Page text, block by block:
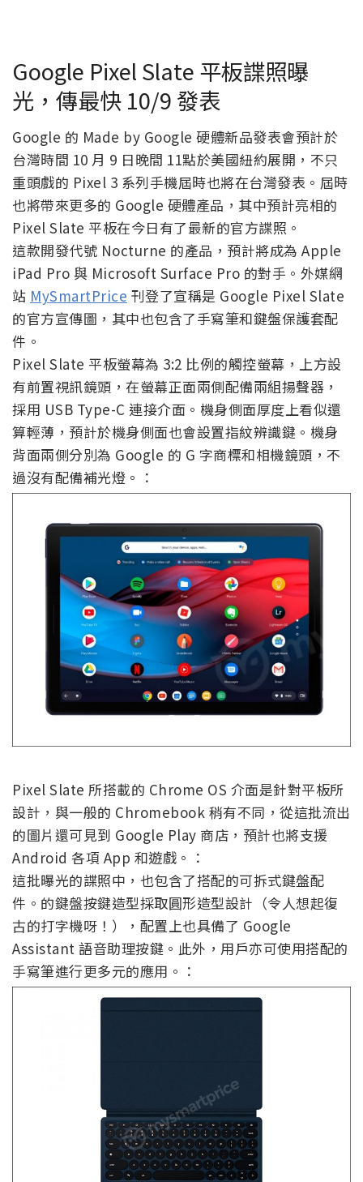
Google Pixel Slate 平板諜照曝
光，傳最快 10/9 發表
Google 的 Made by Google 硬體新品發表會預計於
台灣時間 10 月 9 日晚間 11點於美國紐約展開，不只
重頭戲的 Pixel 3 系列手機屆時也將在台灣發表。屆時
也將帶來更多的 Google 硬體產品，其中預計亮相的
Pixel Slate 平板在今日有了最新的官方諜照。
這款開發代號 Nocturne 的產品，預計將成為 Apple
iPad Pro 與 Microsoft Surface Pro 的對手。外媒網
站 MySmartPrice 刊登了宣稱是 Google Pixel Slate
的官方宣傳圖，其中也包含了手寫筆和鍵盤保護套配
件。
Pixel Slate 平板螢幕為 3:2 比例的觸控螢幕，上方設
有前置視訊鏡頭，在螢幕正面兩側配備兩組揚聲器，
採用 USB Type-C 連接介面。機身側面厚度上看似還
算輕薄，預計於機身側面也會設置指紋辨識鍵。機身
背面兩側分別為 Google 的 G 字商標和相機鏡頭，不
過沒有配備補光燈。：
Pixel Slate 所搭載的 Chrome OS 介面是針對平板所
設計，與一般的 Chromebook 稍有不同，從這批流出
的圖片還可見到 Google Play 商店，預計也將支援
Android 各項 App 和遊戲。：
這批曝光的諜照中，也包含了搭配的可拆式鍵盤配
件。的鍵盤按鍵造型採取圓形造型設計（令人想起復
古的打字機呀！），配置上也具備了 Google
Assistant 語音助理按鍵。此外，用戶亦可使用搭配的
手寫筆進行更多元的應用。：